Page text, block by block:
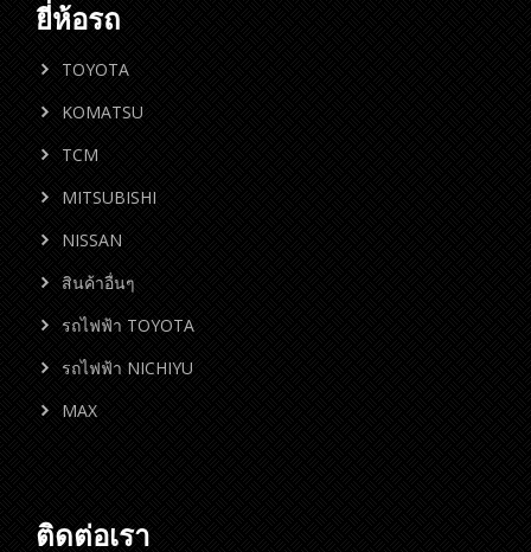
ยี่ห้อรถ
TOYOTA
KOMATSU
TCM
MITSUBISHI
NISSAN
สินค้าอื่นๆ
รถไฟฟ้า TOYOTA
รถไฟฟ้า NICHIYU
MAX
ติดต่อเรา